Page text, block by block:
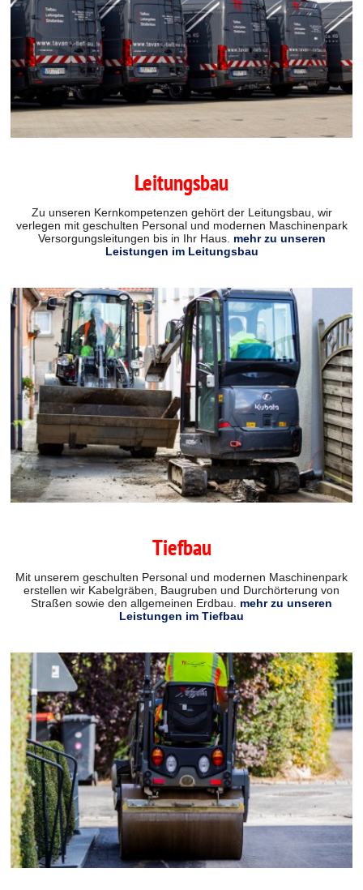
Leitungsbau
Zu unseren Kernkompetenzen gehört der Leitungsbau, wir
verlegen mit geschulten Personal und modernen Maschinenpark
Versorgungsleitungen bis in Ihr Haus. mehr zu unseren
Leistungen im Leitungsbau
Tiefbau
Mit unserem geschulten Personal und modernen Maschinenpark
erstellen wir Kabelgräben, Baugruben und Durchörterung von
Straßen sowie den allgemeinen Erdbau. mehr zu unseren
Leistungen im Tiefbau